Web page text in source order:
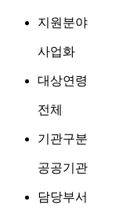
지원분야
사업화
대상연령
전체
기관구분
공공기관
담당부서